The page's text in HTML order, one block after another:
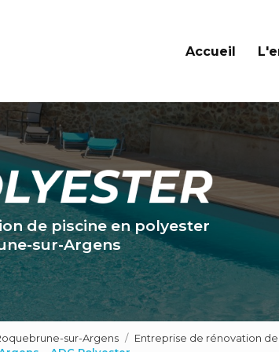
Accueil
de piscine en polyester
sur-Argens
sur-Argens
Entreprise de rénovation